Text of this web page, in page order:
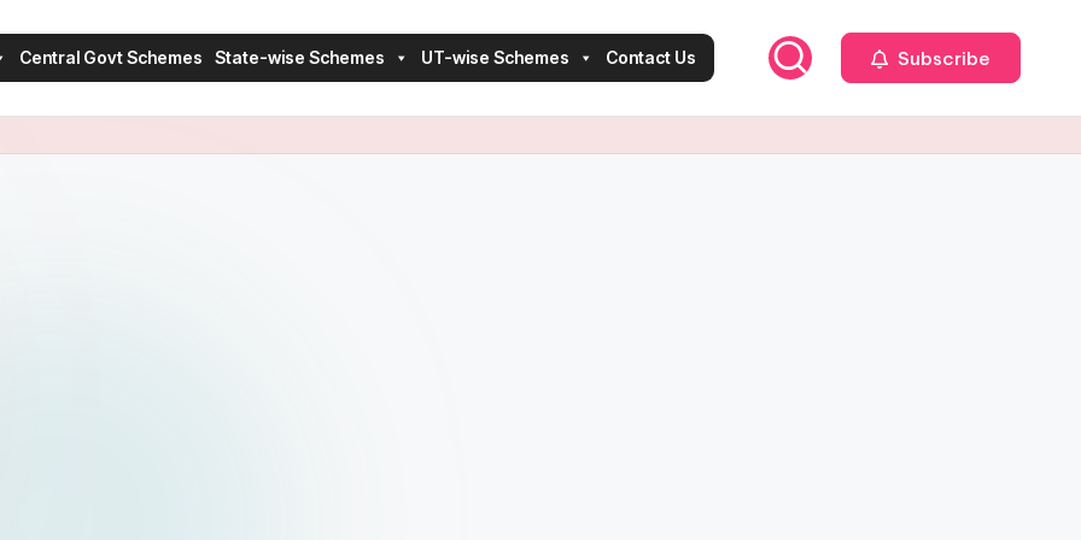
Central Govt Schemes State-wise Schemes UT-wise Schemes Contact Us Subscribe